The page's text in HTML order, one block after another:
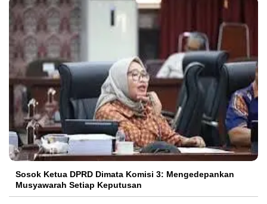
Sosok Ketua DPRD Dimata Komisi 3: Mengedepankan
Musyawarah Setiap Keputusan